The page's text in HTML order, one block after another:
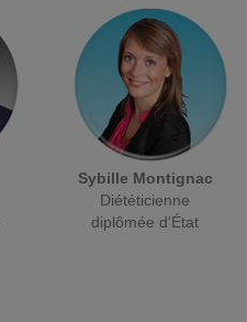
Sybille Montignac
Diététicienne
diplômée d'État